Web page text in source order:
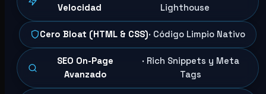
Velocidad
Lighthouse
Cero Bloat (HTML & CSS)· Código Limpio Nativo
SEO On-Page
Avanzado
· Rich Snippets y Meta
Tags